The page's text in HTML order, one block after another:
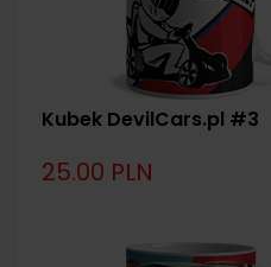
Kubek DevilCars.pl #3
25.00 PLN